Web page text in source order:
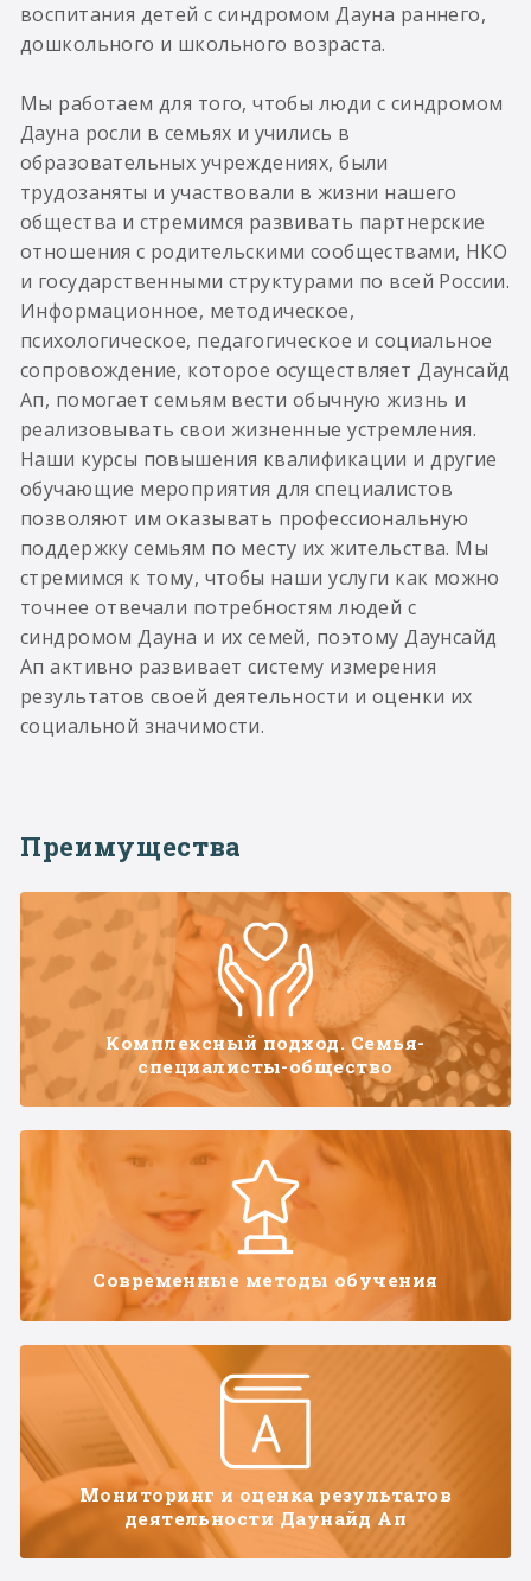
воспитания детей с синдромом Дауна раннего,
дошкольного и школьного возраста.
Мы работаем для того, чтобы люди с синдромом
Дауна росли в семьях и учились в
образовательных учреждениях, были
трудозаняты и участвовали в жизни нашего
общества и стремимся развивать партнерские
отношения с родительскими сообществами, НКО
и государственными структурами по всей России.
Информационное, методическое,
психологическое, педагогическое и социальное
сопровождение, которое осуществляет Даунсайд
Ап, помогает семьям вести обычную жизнь и
реализовывать свои жизненные устремления.
Наши курсы повышения квалификации и другие
обучающие мероприятия для специалистов
позволяют им оказывать профессиональную
поддержку семьям по месту их жительства. Мы
стремимся к тому, чтобы наши услуги как можно
точнее отвечали потребностям людей с
синдромом Дауна и их семей, поэтому Даунсайд
Ап активно развивает систему измерения
результатов своей деятельности и оценки их
социальной значимости.
Преимущества
Комплексный подход. Семья-
специалисты-общество
Современные методы обучения
Мониторинг и оценка результатов
деятельности Даунайд Ап